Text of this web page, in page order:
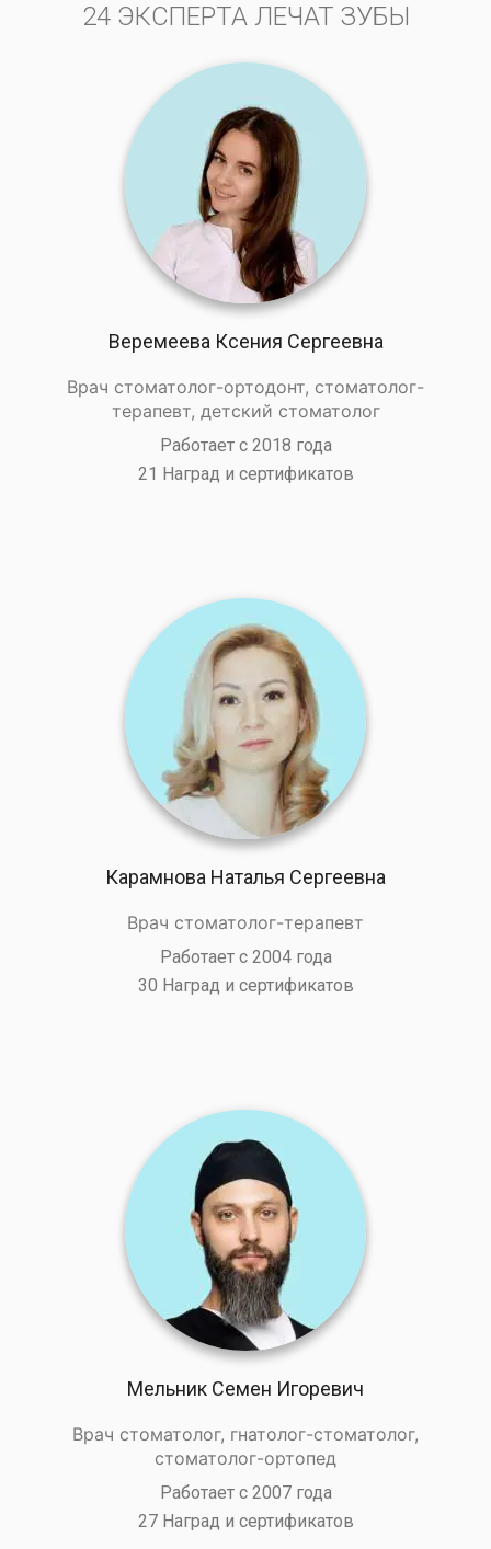
24 ЭКСПЕРТА ЛЕЧАТ ЗУБЫ
Веремеева Ксения Сергеевна
Врач стоматолог-ортодонт, стоматолог-
терапевт, детский стоматолог
Работает с 2018 года
21 Наград и сертификатов
Карамнова Наталья Сергеевна
Врач стоматолог-терапевт
Работает с 2004 года
30 Наград и сертификатов
Мельник Семен Игоревич
Врач стоматолог, гнатолог-стоматолог,
стоматолог-ортопед
Работает с 2007 года
27 Наград и сертификатов